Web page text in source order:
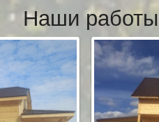
Наши работы